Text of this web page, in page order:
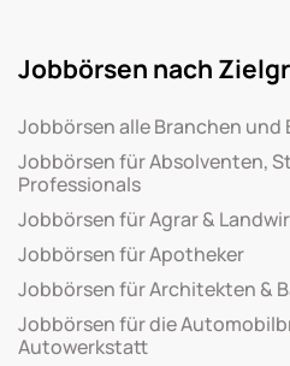
Jobbörsen nach
Jobbörsen alle Branchen und
Jobbörsen für Absolventen,
Professionals
Jobbörsen für Agrar &
Jobbörsen für Apotheker
Jobbörsen für Architekten &
Jobbörsen für die
Autowerkstatt